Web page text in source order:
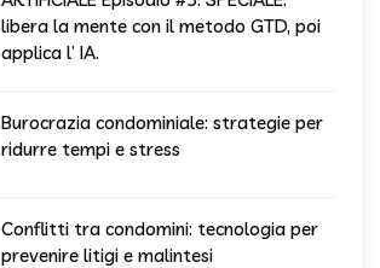
libera la mente con il metodo GTD, poi
applica l’ IA.
Burocrazia condominiale: strategie per
ridurre tempi e stress
Conflitti tra condomini: tecnologia per
prevenire litigi e malintesi